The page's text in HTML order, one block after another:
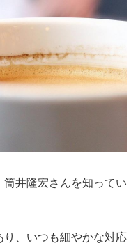
井隆宏さんを知ってい
、いつも細やかな対応